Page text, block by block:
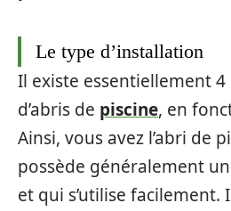
Le type d’installation
Il existe essentiellement
d’abris de piscine, en
Ainsi, vous avez l’abri de
possède généralement
et qui s’utilise facilement.